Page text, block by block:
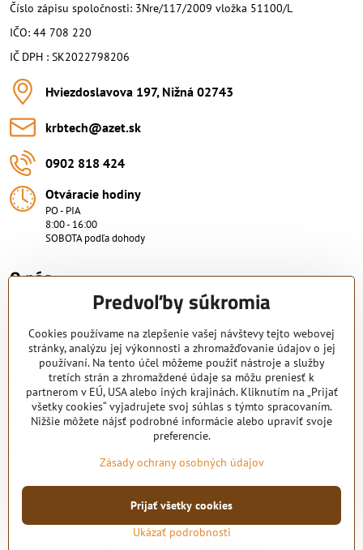
Číslo zápisu spoločnosti: 3Nre/117/2009 vložka 51100/L
IČO: 44 708 220
IČ DPH : SK2022798206
Hviezdoslavova 197, Nižná 02743
krbtech​@azet​.sk
0902 818 424
Otváracie hodiny
PO - PIA
8:00 - 16:00
SOBOTA podľa dohody
O nás.
Viac ako 15 rokov skúsenosti.
Nakupujte od overeného predajcu s certifikovaným servisným
strediskom. KRB-TECH s.r.o.
Pridajte sa k nám
Facebook
Všetko k nákupu
©2026Copyright
Predvoľby súkromiaZásady ochrany osobných údajov
Vytvorené pomocou:BiznisWeb.sk
Predvoľby súkromia
Cookies používame na zlepšenie vašej návštevy tejto webovej
stránky, analýzu jej výkonnosti a zhromažďovanie údajov o jej
používaní. Na tento účel môžeme použiť nástroje a služby
tretích strán a zhromaždené údaje sa môžu preniesť k
partnerom v EÚ, USA alebo iných krajinách. Kliknutím na „Prijať
všetky cookies“ vyjadrujete svoj súhlas s týmto spracovaním.
Nižšie môžete nájsť podrobné informácie alebo upraviť svoje
preferencie.
Zásady ochrany osobných údajov
Ukázať podrobnosti
Prijať všetky cookies